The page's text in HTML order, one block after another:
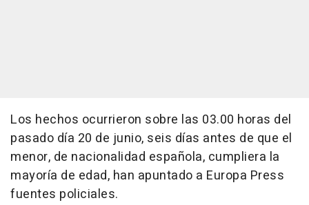
Los hechos ocurrieron sobre las 03.00 horas del
pasado día 20 de junio, seis días antes de que el
menor, de nacionalidad española, cumpliera la
mayoría de edad, han apuntado a Europa Press
fuentes policiales.